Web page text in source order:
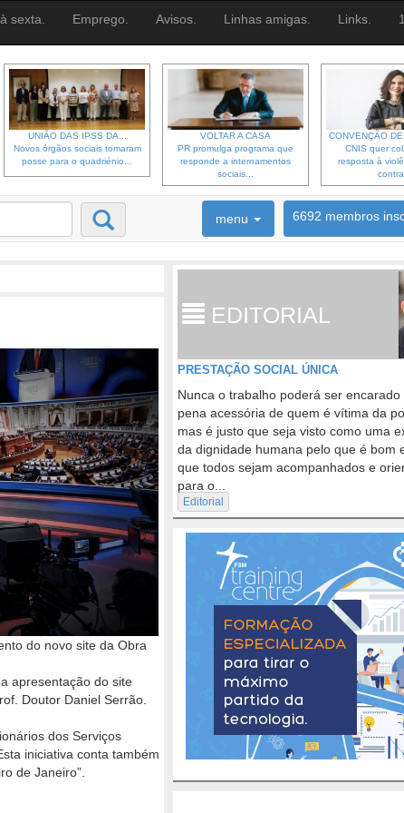
sexta. Emprego. Avisos. Linhas amigas. Links.
UNIÃO DAS IPSS DA...
Novos órgãos sociais tomaram
posse para o quadriénio...
VOLTAR A CASA
PR promulga programa que
responde a internamentos
sociais...
CONVENÇÃO
CNIS quer
resposta à
menu 6692 membros
do novo site da Obra
apresentação do site
Doutor Daniel Serrão.
dos Serviços
iniciativa conta também
de Janeiro”.
EDITORIAL
PRESTAÇÃO SOCIAL ÚNICA
Nunca o trabalho poderá ser encarado
pena acessória de quem é vítima da
mas é justo que seja visto como uma
da dignidade humana pelo que é bom
que todos sejam acompanhados e
para o...
Editorial